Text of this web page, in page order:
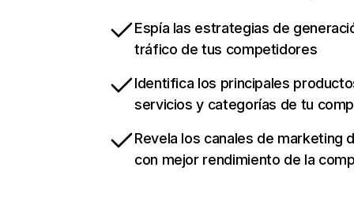
Espía las estrategias de
tráfico de tus competidores
Identifica los principales
servicios y categorías de tu
Revela los canales de marketing
con mejor rendimiento de la